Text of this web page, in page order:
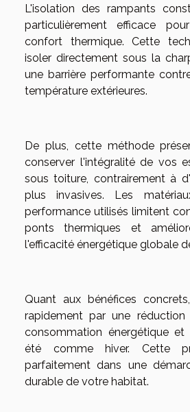
L'isolation des rampants
particulièrement efficace
confort thermique. Cette
isoler directement sous la
une barrière performante
température extérieures.
De plus, cette méthode
conserver l'intégralité de vos
sous toiture, contrairement à
plus invasives. Les
performance utilisés limitent
ponts thermiques et
l'efficacité énergétique globale
Quant aux bénéfices
rapidement par une
consommation énergétique
été comme hiver. Cette
parfaitement dans une
durable de votre habitat.